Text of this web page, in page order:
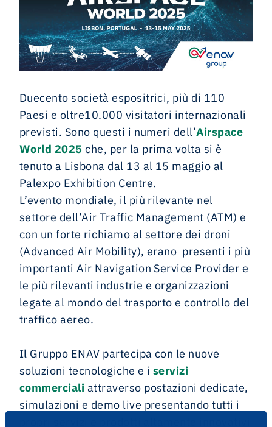
Duecento società espositrici, più di 110
Paesi e oltre10.000 visitatori internazionali
previsti. Sono questi i numeri dell’Airspace
World 2025 che, per la prima volta si è
tenuto a Lisbona dal 13 al 15 maggio al
Palexpo Exhibition Centre.
L’evento mondiale, il più rilevante nel
settore dell’Air Traffic Management (ATM) e
con un forte richiamo al settore dei droni
(Advanced Air Mobility), erano presenti i più
importanti Air Navigation Service Provider e
le più rilevanti industrie e organizzazioni
legate al mondo del trasporto e controllo del
traffico aereo.
Il Gruppo ENAV partecipa con le nuove
soluzioni tecnologiche e i servizi
commerciali attraverso postazioni dedicate,
simulazioni e demo live presentando tutti i